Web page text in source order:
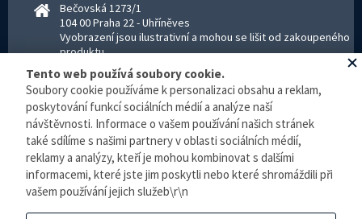
Bečovská 1273/1
104 00 Praha 22 - Uhříněves
Vyobrazení jsou ilustrativní a mohou se lišit od zakoupeného
produktu.
www.sokra.cz│www.haier-klimatizace.cz
Otevírací doba
Pondělí–Pátek 8–16:30 hodin - kancelář
Pondělí–pátek 8–16:00 hodin - sklad
Zpracování osobních údajů
Tento web používá soubory cookie.
Soubory cookie používáme k personalizaci obsahu a reklam,
poskytování funkcí sociálních médií a analýze naší
návštěvnosti. Informace o vašem používání našich stránek
také sdílíme s našimi partnery v oblasti sociálních médií,
reklamy a analýzy, kteří je mohou kombinovat s dalšími
informacemi, které jste jim poskytli nebo které shromáždili při
vašem používání jejich služeb\r\n